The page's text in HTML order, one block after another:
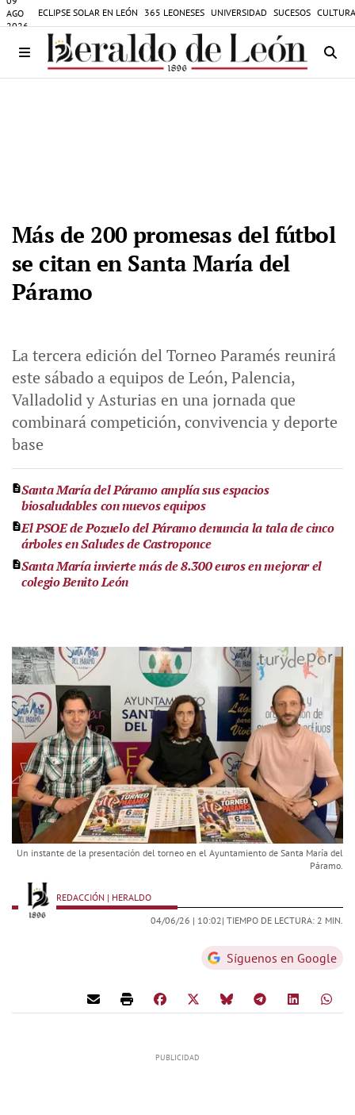
AGO
2026
ECLIPSE SOLAR EN LEÓN 365 LEONESES UNIVERSIDAD SUCESOS
Más de 200 promesas del fútbol
se citan en Santa María del
Páramo
La tercera edición del Torneo Paramés reunirá
este sábado a equipos de León, Palencia,
Valladolid y Asturias en una jornada que
combinará competición, convivencia y deporte
base
Santa María del Páramo amplía sus espacios
biosaludables con nuevos equipos
El PSOE de Pozuelo del Páramo denuncia la tala de cinco
árboles en Saludes de Castroponce
Santa María invierte más de 8.300 euros en mejorar el
colegio Benito León
Un instante de la presentación del torneo en el Ayuntamiento de Santa María del
Páramo.
REDACCIÓN | HERALDO
04/06/26 | 10:02| TIEMPO DE LECTURA: 2 MIN.
Síguenos en Google